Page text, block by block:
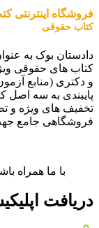
فروشگاه اینترنتی
کتاب حقوقی
دادستان بوک به
کتاب های حقوقی
و دکتری (منابع
پایبندی به سه اصل
تخفیف های ویژه و
فروشگاهی جامع
با ما همراه
دریافت